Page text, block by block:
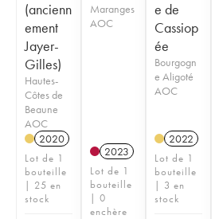
(ancienn
ement
Jayer-
Gilles)
Hautes-
Côtes de
Beaune
AOC
2020
Lot de 1
bouteille
| 25 en
stock
Maranges
AOC
2023
Lot de 1
bouteille
| 0
enchère
e de
Cassiop
ée
Bourgogn
e Aligoté
AOC
2022
Lot de 1
bouteille
| 3 en
stock